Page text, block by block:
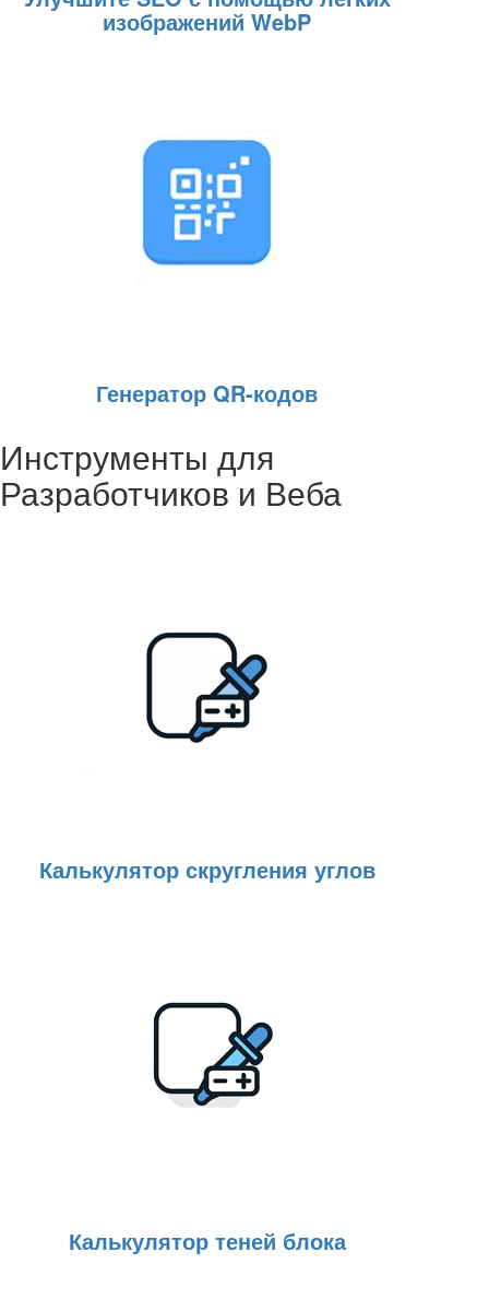
изображений WebP
Генератор QR‑кодов
Инструменты для
Разработчиков и Веба
Калькулятор скругления углов
Калькулятор теней блока